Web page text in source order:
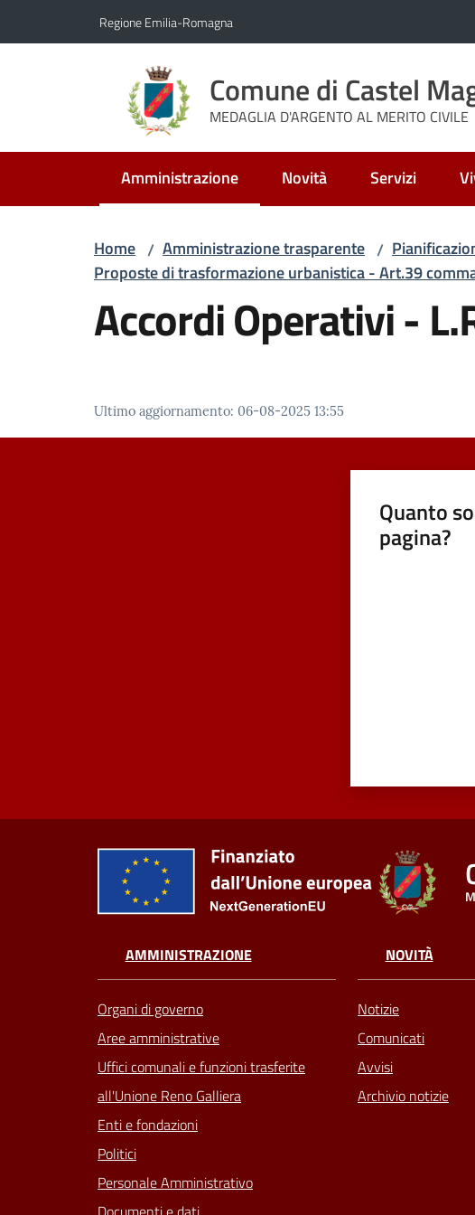
Regione Emilia-Romagna
Comune di Castel
MEDAGLIA D'ARGENTO AL MERITO CIVILE
Amministrazione
Menu selezionato Novità Servizi
Home / Amministrazione trasparente /
Proposte di trasformazione urbanistica - Art.39
Accordi Operativi -
Ultimo aggiornamento: 06-08-2025 13:55
Quanto
pagina?
AMMINISTRAZIONE
Organi di governo
Aree amministrative
Uffici comunali e funzioni trasferite
all'Unione Reno Galliera
Enti e fondazioni
Politici
Personale Amministrativo
NOVITÀ
Notizie
Comunicati
Avvisi
Archivio notizie